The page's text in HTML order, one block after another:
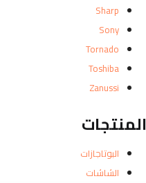
Sharp
Sony
Tornado
Toshiba
Zanussi
المنتجات
البوتاجازات
الشاشات